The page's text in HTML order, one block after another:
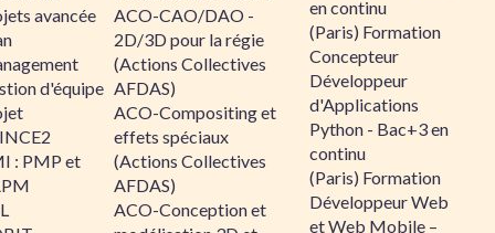
avancée
d'équipe
: PMP et
ACO-CAO/DAO -
2D/3D pour la régie
(Actions Collectives
AFDAS)
ACO-Compositing et
effets spéciaux
(Actions Collectives
AFDAS)
ACO-Conception et
en continu
(Paris) Formation
Concepteur
Développeur
d'Applications
Python - Bac+3 en
continu
(Paris) Formation
Développeur Web
et Web Mobile –